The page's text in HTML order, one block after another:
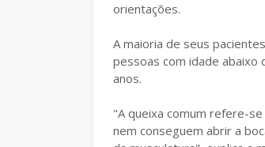
orientações.
A maioria de seus
pessoas com idade abaixo
anos.
"A queixa comum refere-
nem conseguem abrir a